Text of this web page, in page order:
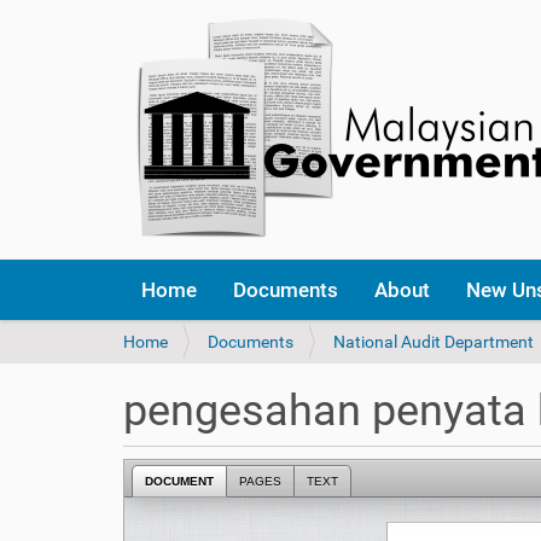
Home Documents About New
Y
a
r
e
Home Documents National Audit Department
pengesahan
DOCUMENT PAGES TEXT